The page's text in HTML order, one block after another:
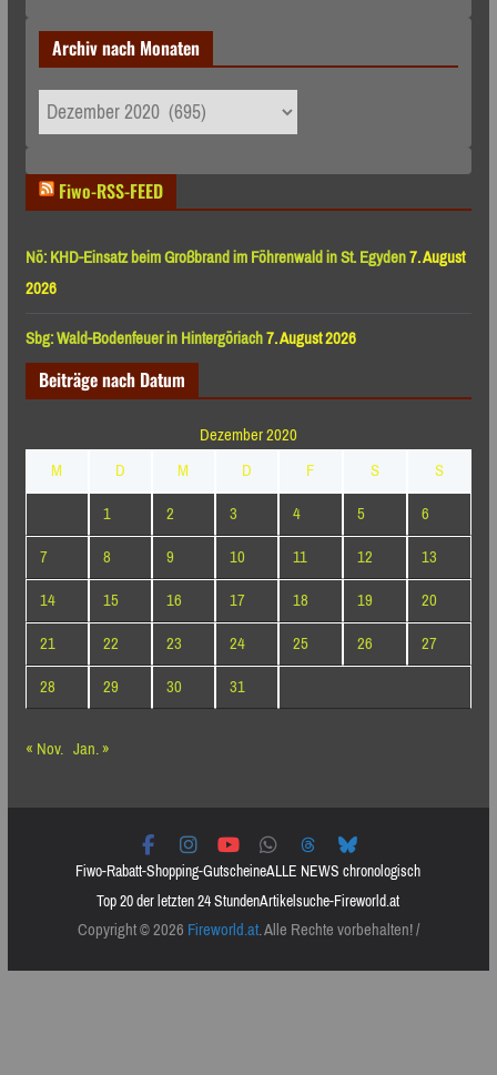
Archiv nach Monaten
Archiv
nach
Fiwo-RSS-FEED
Nö: KHD-Einsatz beim Großbrand im Föhrenwald in St. Egyden7. August
2026
Sbg: Wald-Bodenfeuer in Hintergöriach7. August 2026
Beiträge nach Datum
Dezember 2020
M
D M D F S
S
1
2 3 4 5
6
7
8 9 10 11 12
13
14
15 16 17 18 19
20
21
22 23 24 25 26
27
28
29 30
31
« Nov. Jan. »
Fiwo-Rabatt-Shopping-GutscheineALLE NEWS chronologisch
Top 20 der letzten 24 StundenArtikelsuche-Fireworld.at
Copyright © 2026Fireworld.at. Alle Rechte vorbehalten! /